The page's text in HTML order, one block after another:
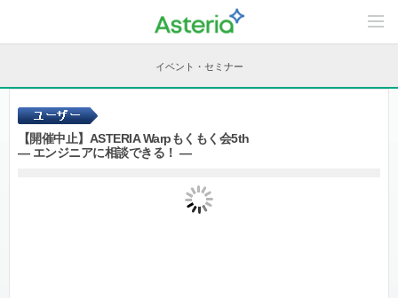
C
n
n
イベント・セミナー
【開催中止】ASTERIA Warpもくもく会5th
― エンジニアに相談できる！ ―